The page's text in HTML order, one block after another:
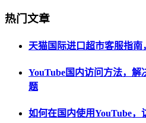
热门文章
天猫国际进口超市客服指
YouTube国内访问方法，解
题
如何在国内使用YouTube，